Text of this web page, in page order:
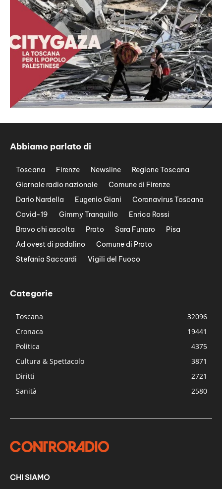
Abbiamo parlato di
Toscana Firenze Newsline
Regione Toscana
Giornale radio nazionale
Comune di Firenze
Dario Nardella
Eugenio Giani
Coronavirus Toscana
Covid-19
Gimmy Tranquillo
Enrico Rossi
Bravo chi ascolta
Prato Sara Funaro
Pisa
Ad ovest di padalino
Comune di Prato
Stefania Saccardi
Vigili del Fuoco
Categorie
Toscana
32096
Cronaca
19441
Politica
4375
Cultura & Spettacolo
3871
Diritti
2721
Sanità
2580
CHI SIAMO